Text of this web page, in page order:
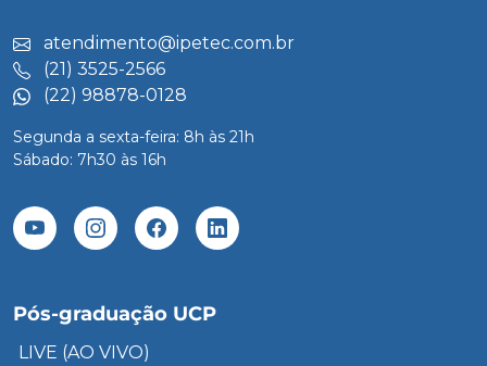
atendimento@ipetec.com.br
(21) 3525-2566
(22) 98878-0128
Segunda a sexta-feira: 8h às 21h
Sábado: 7h30 às 16h
Pós-graduação UCP
LIVE (AO VIVO)